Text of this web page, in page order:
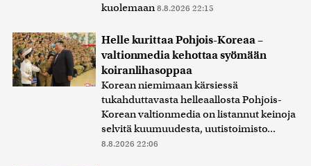
kuolemaan 8.8.2026 22:15
Helle kurittaa Pohjois-Koreaa –
valtionmedia kehottaa syömään
koiranlihasoppaa
Korean niemimaan kärsiessä
tukahduttavasta helleaallosta Pohjois-
Korean valtionmedia on listannut keinoja
selvitä kuumuudesta, uutistoimisto...
8.8.2026 22:06